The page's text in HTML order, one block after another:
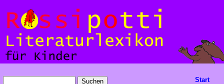
Start